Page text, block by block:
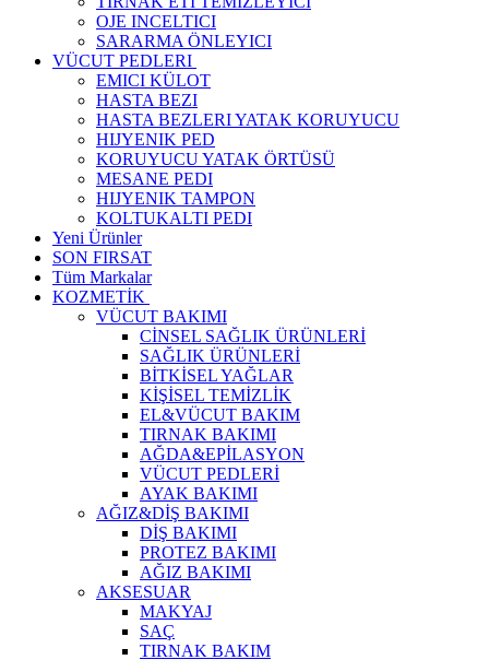
OJE INCELTICI
SARARMA ÖNLEYICI
VÜCUT PEDLERI
EMICI KÜLOT
HASTA BEZI
HASTA BEZLERI YATAK KORUYUCU
HIJYENIK PED
KORUYUCU YATAK ÖRTÜSÜ
MESANE PEDI
HIJYENIK TAMPON
KOLTUKALTI PEDI
Yeni Ürünler
SON FIRSAT
Tüm Markalar
KOZMETİK
VÜCUT BAKIMI
CİNSEL SAĞLIK ÜRÜNLERİ
SAĞLIK ÜRÜNLERİ
BİTKİSEL YAĞLAR
KİŞİSEL TEMİZLİK
EL&VÜCUT BAKIM
TIRNAK BAKIMI
AĞDA&EPİLASYON
VÜCUT PEDLERİ
AYAK BAKIMI
AĞIZ&DİŞ BAKIMI
DİŞ BAKIMI
PROTEZ BAKIMI
AĞIZ BAKIMI
AKSESUAR
MAKYAJ
SAÇ
TIRNAK BAKIM